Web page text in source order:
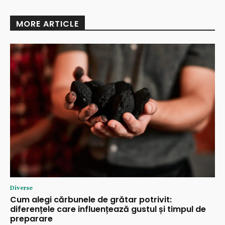
MORE ARTICLE
Diverse
Cum alegi cărbunele de grătar potrivit:
diferențele care influențează gustul și timpul de
preparare